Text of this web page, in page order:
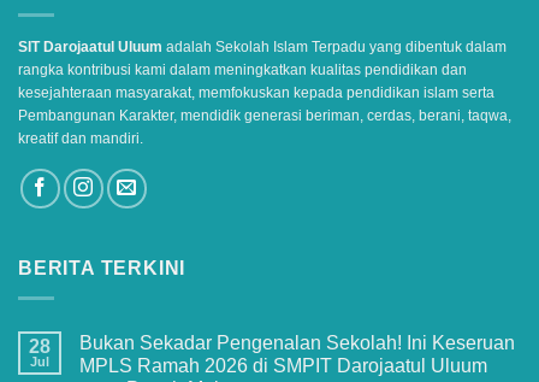
SIT Darojaatul Uluum adalah Sekolah Islam Terpadu yang dibentuk dalam
rangka kontribusi kami dalam meningkatkan kualitas pendidikan dan
kesejahteraan masyarakat, memfokuskan kepada pendidikan islam serta
Pembangunan Karakter, mendidik generasi beriman, cerdas, berani, taqwa,
kreatif dan mandiri.
BERITA TERKINI
28
Jul
Bukan Sekadar Pengenalan Sekolah! Ini Keseruan
MPLS Ramah 2026 di SMPIT Darojaatul Uluum